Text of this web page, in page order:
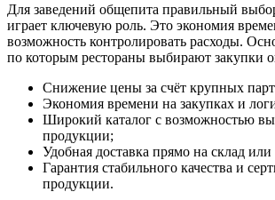
Для заведений общепита правильный
играет ключевую роль. Это экономия
возможность контролировать расходы.
по которым рестораны выбирают закупки
Снижение цены за счёт крупных
Экономия времени на закупках и
Широкий каталог с возможностью
продукции;
Удобная доставка прямо на склад или
Гарантия стабильного качества и
продукции.